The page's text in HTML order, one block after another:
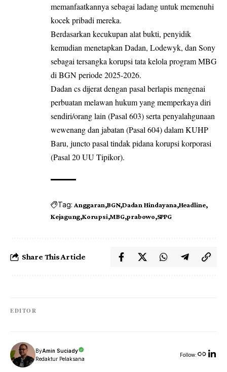
memanfaatkannya sebagai ladang untuk memenuhi
kocek pribadi mereka.
Berdasarkan kecukupan alat bukti, penyidik
kemudian menetapkan Dadan, Lodewyk, dan Sony
sebagai tersangka korupsi tata kelola program MBG
di BGN periode 2025-2026.
Dadan cs dijerat dengan pasal berlapis mengenai
perbuatan melawan hukum yang memperkaya diri
sendiri/orang lain (Pasal 603) serta penyalahgunaan
wewenang dan jabatan (Pasal 604) dalam KUHP
Baru, juncto pasal tindak pidana korupsi korporasi
(Pasal 20 UU Tipikor).
Tag: Anggaran BGN Dadan Hindayana Headline
Kejagung Korupsi MBG prabowo SPPG
Share This Article
EDITOR
ByAmin Suciady
Redaktur Pelaksana
Follow: